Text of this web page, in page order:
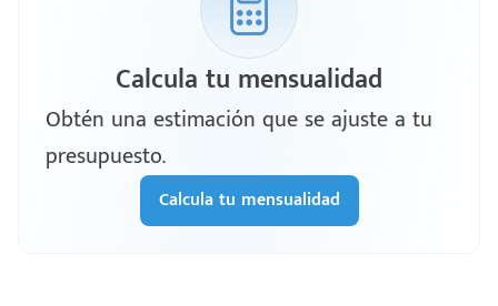
Calcula tu mensualidad
Obtén una estimación que se ajuste a tu
presupuesto.
Calcula tu mensualidad